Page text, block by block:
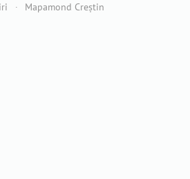
Mapamond Creștin